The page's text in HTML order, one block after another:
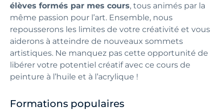
élèves formés par mes cours, tous animés par la
même passion pour l’art. Ensemble, nous
repousserons les limites de votre créativité et vous
aiderons à atteindre de nouveaux sommets
artistiques. Ne manquez pas cette opportunité de
libérer votre potentiel créatif avec ce cours de
peinture à l’huile et à l’acrylique !
Formations populaires